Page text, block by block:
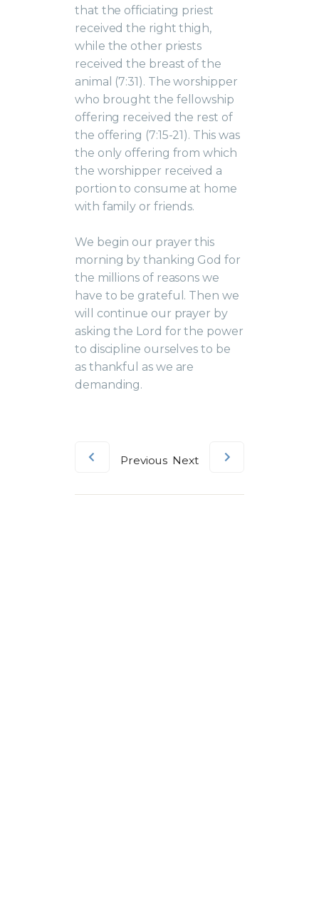
that the officiating priest
received the right thigh,
while the other priests
received the breast of the
animal (7:31). The worshipper
who brought the fellowship
offering received the rest of
the offering (7:15-21). This was
the only offering from which
the worshipper received a
portion to consume at home
with family or friends.
We begin our prayer this
morning by thanking God for
the millions of reasons we
have to be grateful. Then we
will continue our prayer by
asking the Lord for the power
to discipline ourselves to be
as thankful as we are
demanding.
Previous Next